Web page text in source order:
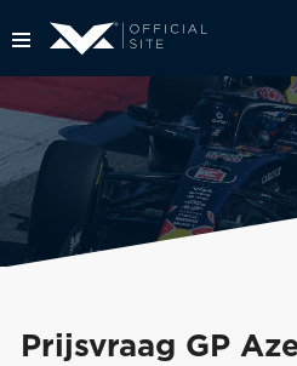
Prijsvraag GP